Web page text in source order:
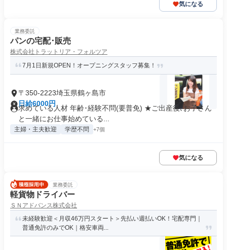
気になる
業務委託
パンの宅配･販売
株式会社トラットリア・フォルツア
7月1日新規OPEN！オープニングスタッフ募集！
〒350-2223埼玉県鶴ヶ島市
日給6000円
求めている人材 年齢･経験不問(要普免) ★ご出産後､お子さん
と一緒にお仕事始めている...
主婦・主夫歓迎 学歴不問 +7個
気になる
業務委託
軽貨物ドライバー
ＳＮアドバンス株式会社
未経験歓迎＜月収46万円スタート＞先払い週払いOK！宅配専門｜
普通免許のみでOK｜格安車両...